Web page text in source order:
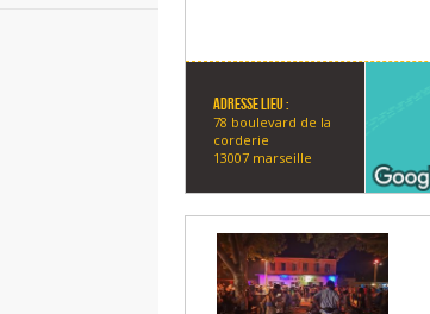
Adresse lieu :
78 boulevard de la
corderie
13007 marseille